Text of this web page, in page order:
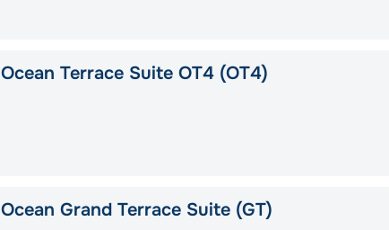
Ocean Terrace Suite OT4 (OT4)
Ocean Grand Terrace Suite (GT)